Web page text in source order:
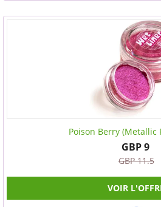
Poison Berry (Metallic
GBP 9
GBP 11.5
VOIR